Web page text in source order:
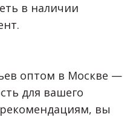
в наличии
оптом в Москве —
для вашего
вы